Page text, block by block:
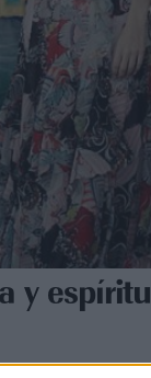
y espíritu